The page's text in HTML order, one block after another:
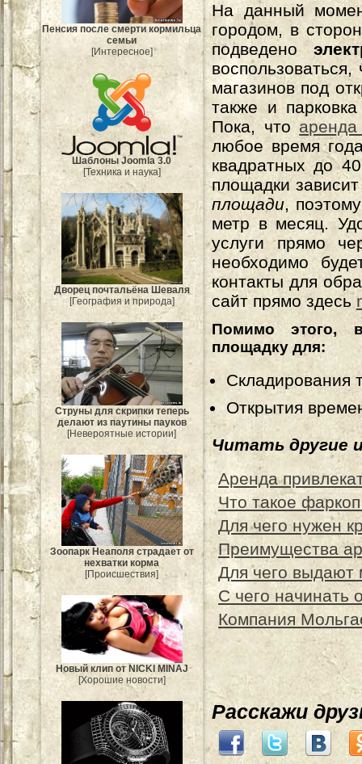
Пенсия после смерти кормильца
семьи
[Интересное]
Шаблоны Joomla 3.0
[Техника и наука]
Дворец почтальёна Шеваля
[География и природа]
Струны для скрипки теперь
делают из паутины пауков
[Невероятные истории]
Зоопарк Неаполя страдает от
нехватки корма
[Происшествия]
Новый клип от NICKI MINAJ
[Хорошие новости]
На данный
городом, в
подведено
магазинов под
также и
Пока, что
любое время
квадратных до
площадки
площади,
метр в месяц.
услуги прямо
необходимо
контакты для
сайт прямо здесь
Помимо этого,
площадку для:
Складирования
Открытия
Читать другие
Аренда
Что такое
Для чего нужен
Преимущества
Для чего выдают
С чего начинать
Компания
Расскажи